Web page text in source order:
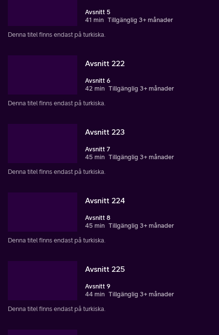
Avsnitt 5
41 min Tillgänglig 3+ månader
Denna titel finns endast på turkiska.
Avsnitt 222
Avsnitt 6
42 min Tillgänglig 3+ månader
Denna titel finns endast på turkiska.
Avsnitt 223
Avsnitt 7
45 min Tillgänglig 3+ månader
Denna titel finns endast på turkiska.
Avsnitt 224
Avsnitt 8
45 min Tillgänglig 3+ månader
Denna titel finns endast på turkiska.
Avsnitt 225
Avsnitt 9
44 min Tillgänglig 3+ månader
Denna titel finns endast på turkiska.